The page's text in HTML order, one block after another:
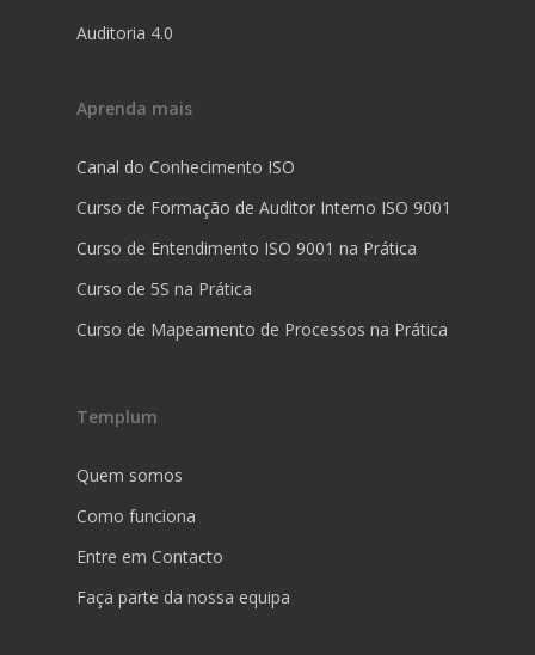
Auditoria 4.0
Aprenda mais
Canal do Conhecimento ISO
Curso de Formação de Auditor Interno ISO 9001
Curso de Entendimento ISO 9001 na Prática
Curso de 5S na Prática
Curso de Mapeamento de Processos na Prática
Templum
Quem somos
Como funciona
Entre em Contacto
Faça parte da nossa equipa